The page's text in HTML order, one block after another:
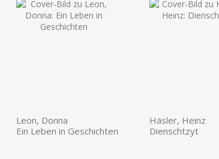
Leon, Donna
Ein Leben in Geschichten
Häsler, Heinz
Dienschtzyt